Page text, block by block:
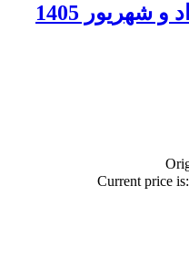
Current price is: